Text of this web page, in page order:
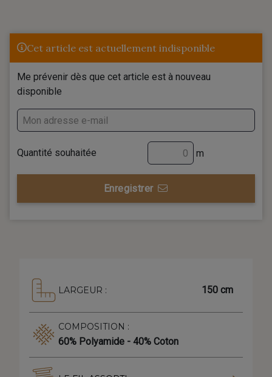
Cet article est actuellement indisponible
Me prévenir dès que cet article est à nouveau
disponible
Quantité souhaitée m
Enregistrer
LARGEUR : 150 cm
COMPOSITION :
60% Polyamide - 40% Coton